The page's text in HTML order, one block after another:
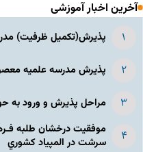
آخرین اخبار آموزشی
پذیرش(تکمیل ظرفیت)
پذیرش مدرسه علمیه
مراحل پذیرش و ورود به
موفقیت درخشان طلبه
سرشت در المپياد كشوري